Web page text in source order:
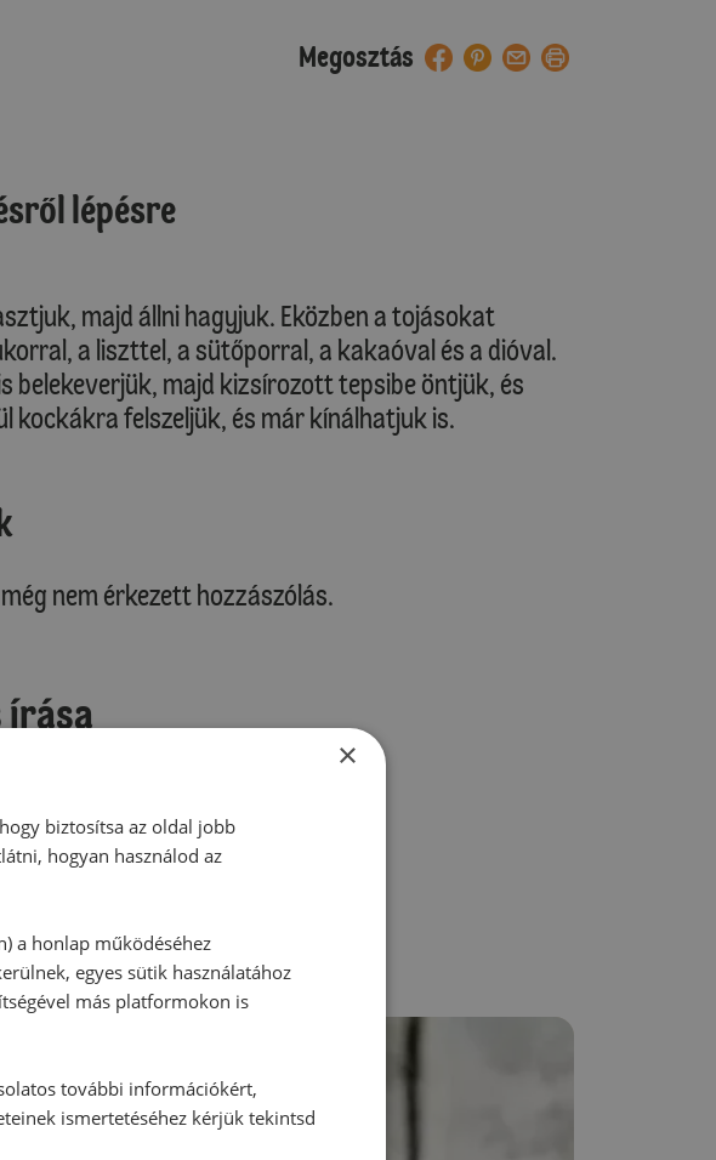
Megosztás
lépésre
majd állni hagyjuk. Eközben a tojásokat
a liszttel, a sütőporral, a kakaóval és a dióval.
belekeverjük, majd kizsírozott tepsibe öntjük, és
kockákra felszeljük, és már kínálhatjuk is.
nem érkezett hozzászólás.
írása
×
biztosítsa az oldal jobb
hogyan használod az
a honlap működéséhez
egyes sütik használatához
más platformokon is
további információkért,
ismertetéséhez kérjük tekintsd